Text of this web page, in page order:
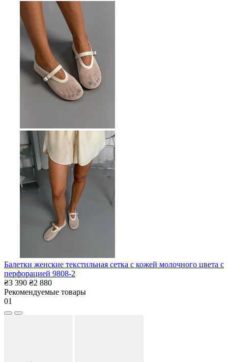
Балетки женские текстильная сетка с кожей молочного цвета с
перфорацией 9808-2
₴3 390 ₴2 880
Рекомендуемые товары
01